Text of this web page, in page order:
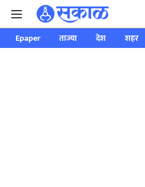
Epaper ताज्या देश शहर